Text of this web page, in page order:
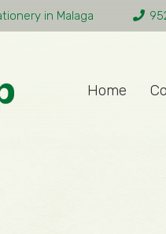
in Malaga
Home